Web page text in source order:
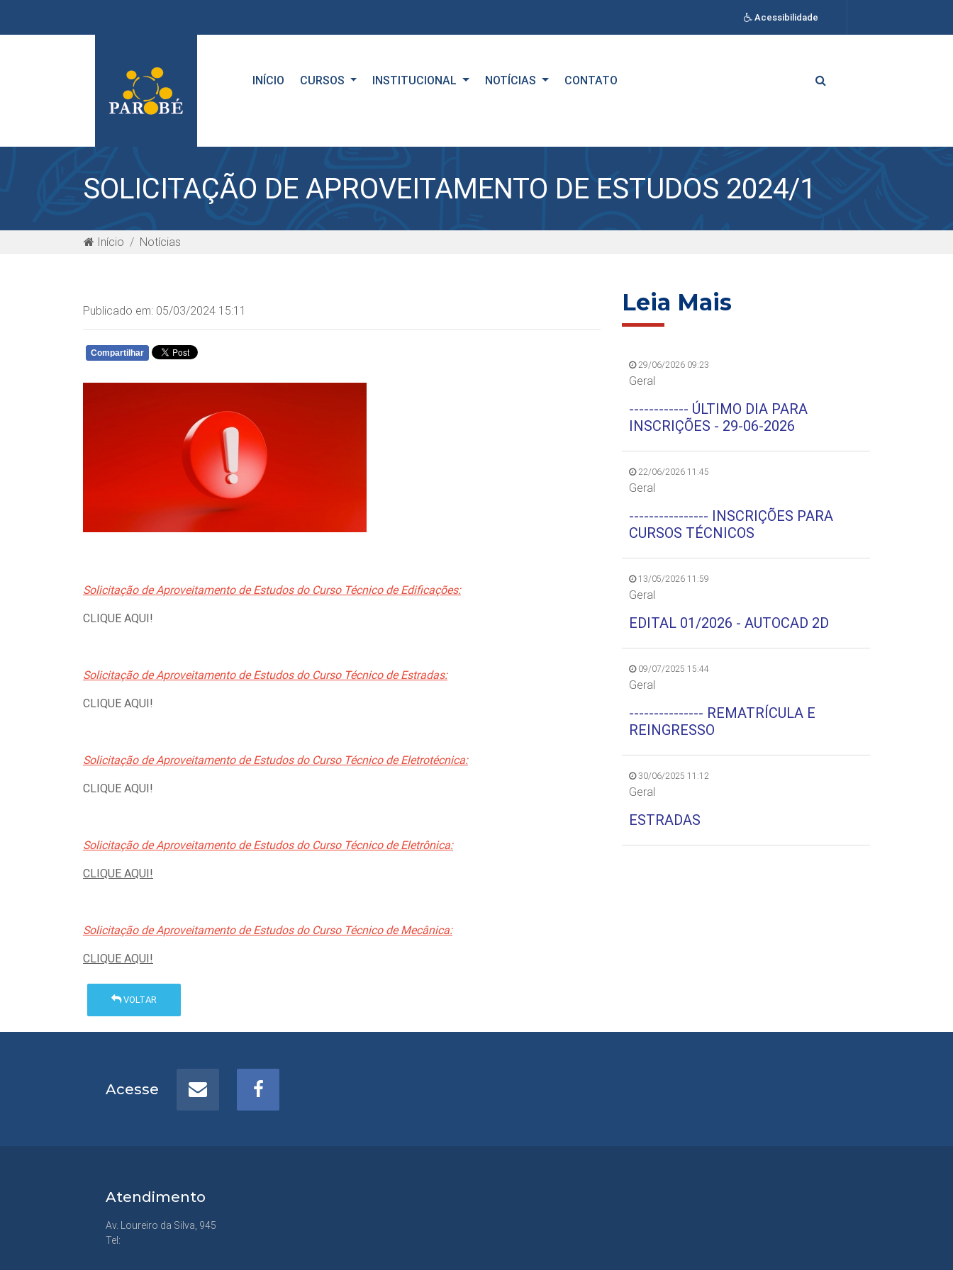
Acessibilidade
INÍCIO CURSOS INSTITUCIONAL NOTÍCIAS CONTATO
SOLICITAÇÃO DE APROVEITAMENTO DE ESTUDOS 2024/1
Início Notícias
Publicado em: 05/03/2024 15:11
Compartilhar
Solicitação de Aproveitamento de Estudos do Curso Técnico de Edificações:
CLIQUE AQUI!
Solicitação de Aproveitamento de Estudos do Curso Técnico de Estradas:
CLIQUE AQUI!
Solicitação de Aproveitamento de Estudos do Curso Técnico de Eletrotécnica:
CLIQUE AQUI!
Solicitação de Aproveitamento de Estudos do Curso Técnico de Eletrônica:
CLIQUE AQUI!
Solicitação de Aproveitamento de Estudos do Curso Técnico de Mecânica:
CLIQUE AQUI!
VOLTAR
Leia Mais
29/06/2026 09:23
Geral
------------ ÚLTIMO DIA PARA
INSCRIÇÕES - 29-06-2026
22/06/2026 11:45
Geral
---------------- INSCRIÇÕES PARA
CURSOS TÉCNICOS
13/05/2026 11:59
Geral
EDITAL 01/2026 - AUTOCAD 2D
09/07/2025 15:44
Geral
--------------- REMATRÍCULA E
REINGRESSO
30/06/2025 11:12
Geral
ESTRADAS
Acesse
Atendimento
Av. Loureiro da Silva, 945
Tel: